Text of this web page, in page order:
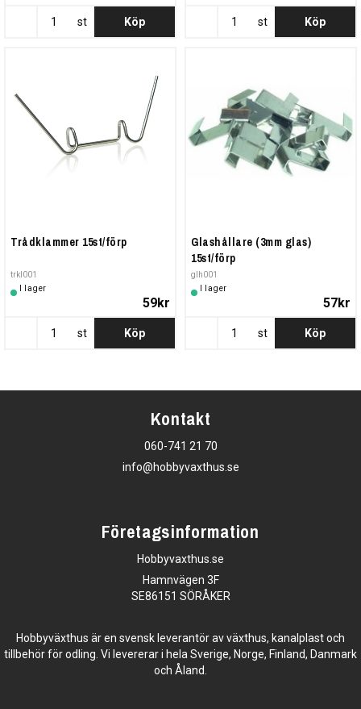
st Köp st Köp
Trådklammer 15st/förp
trkl001
I lager
59kr
st Köp
Glashållare (3mm glas)
15st/förp
glh001
I lager
57kr
st Köp
Kontakt
060-741 21 70
info@hobbyvaxthus.se
Företagsinformation
Hobbyvaxthus.se
Hamnvägen 3F
SE86151 SÖRÅKER
Hobbyväxthus är en svensk leverantör av växthus, kanalplast och
tillbehör för odling. Vi levererar i hela Sverige, Norge, Finland, Danmark
och Åland.